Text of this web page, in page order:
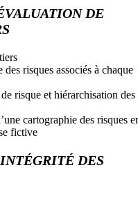
DE
risques associés à chaque
risque et hiérarchisation des
cartographie des risques
fictive
DES